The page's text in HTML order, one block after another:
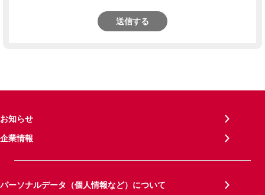
送信する
お知らせ
企業情報
パーソナルデータ（個人情報など）について